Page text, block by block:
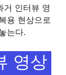
거 인터뷰 영
용 현상으로
는다.
영상